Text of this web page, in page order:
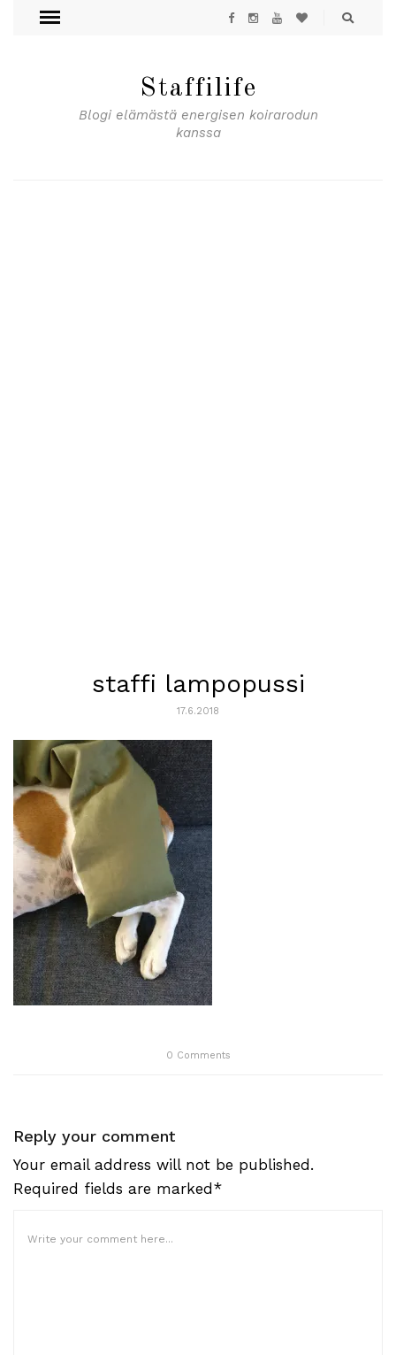
Staffilife
Blogi elämästä energisen koirarodun
kanssa
staffi lampopussi
17.6.2018
0 Comments
Reply your comment
Your email address will not be published.
Required fields are marked*